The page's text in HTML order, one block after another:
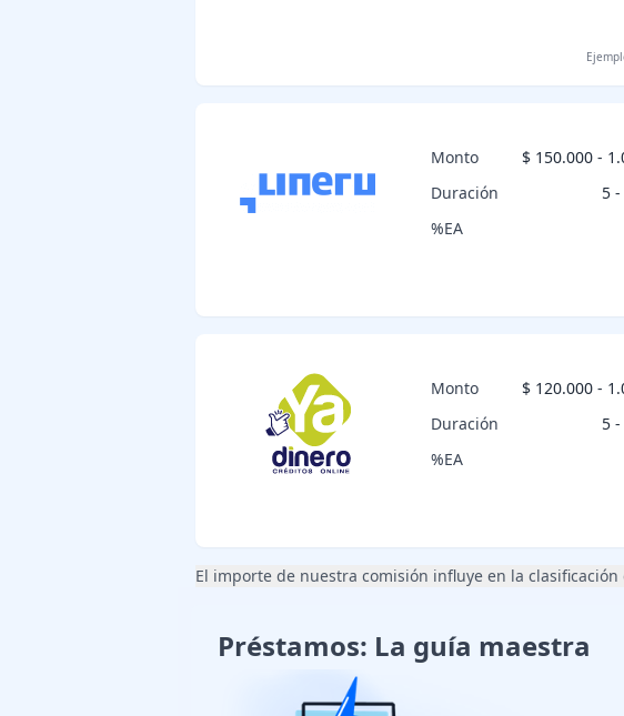
Monto
$ 150.000 -
Duración
5
%EA
Monto
$ 120.000 -
Duración
5
%EA
El importe de nuestra comisión influye en la clasificación
Préstamos: La guía maestra